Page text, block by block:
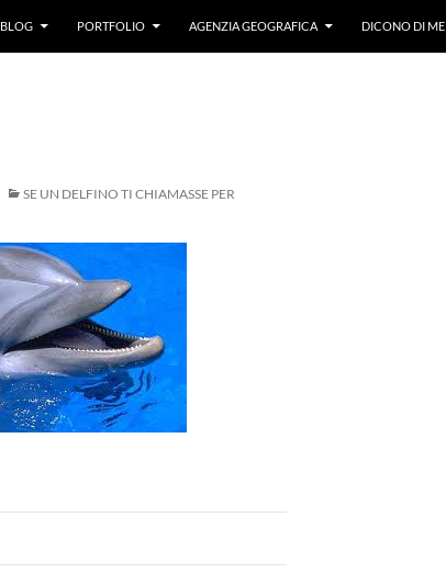
BLOG PORTFOLIO AGENZIA GEOGRAFICA DICONO DI ME
SE UN DELFINO TI CHIAMASSE PER